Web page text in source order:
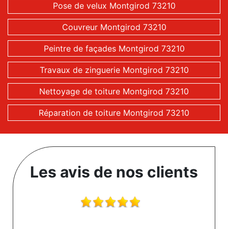
Pose de velux Montgirod 73210
Couvreur Montgirod 73210
Peintre de façades Montgirod 73210
Travaux de zinguerie Montgirod 73210
Nettoyage de toiture Montgirod 73210
Réparation de toiture Montgirod 73210
Les avis de nos clients